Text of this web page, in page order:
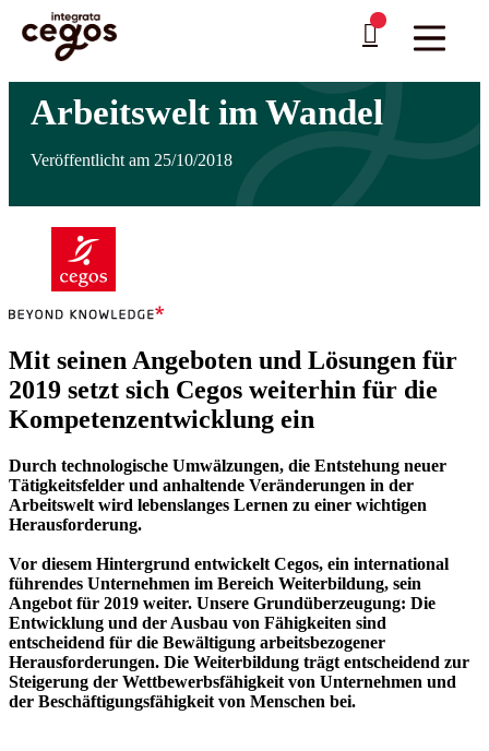
Skip to main content
Sie sind hier:Startseite >Arbeitswelt im
Wandel
Arbeitswelt im Wandel
Veröffentlicht am 25/10/2018
Mit seinen Angeboten und Lösungen für
2019 setzt sich Cegos weiterhin für die
Kompetenzentwicklung ein
Durch technologische Umwälzungen, die Entstehung neuer
Tätigkeitsfelder und anhaltende Veränderungen in der
Arbeitswelt wird lebenslanges Lernen zu einer wichtigen
Herausforderung.
Vor diesem Hintergrund entwickelt Cegos, ein international
führendes Unternehmen im Bereich Weiterbildung, sein
Angebot für 2019 weiter. Unsere Grundüberzeugung: Die
Entwicklung und der Ausbau von Fähigkeiten sind
entscheidend für die Bewältigung arbeitsbezogener
Herausforderungen. Die Weiterbildung trägt entscheidend zur
Steigerung der Wettbewerbsfähigkeit von Unternehmen und
der Beschäftigungsfähigkeit von Menschen bei.